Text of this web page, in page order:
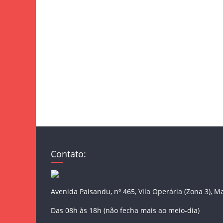
Contato:
Avenida Paisandu, nº 465, Vila Operária (Zona 3),
Das 08h às 18h (não fecha mais ao meio-dia)